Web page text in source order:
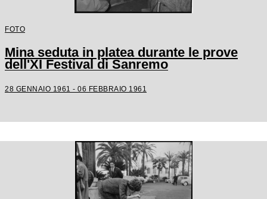
FOTO
Mina seduta in platea durante le prove
dell'XI Festival di Sanremo
28 GENNAIO 1961 - 06 FEBBRAIO 1961